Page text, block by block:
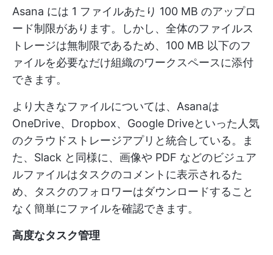
Asana には 1 ファイルあたり 100 MB のアップロ
ード制限があります。しかし、全体のファイルス
トレージは無制限であるため、100 MB 以下のフ
ァイルを必要なだけ組織のワークスペースに添付
できます。
より大きなファイルについては、Asanaは
OneDrive、Dropbox、Google Driveといった人気
のクラウドストレージアプリと統合している。ま
た、Slack と同様に、画像や PDF などのビジュア
ルファイルはタスクのコメントに表示されるた
め、タスクのフォロワーはダウンロードすること
なく簡単にファイルを確認できます。
高度なタスク管理